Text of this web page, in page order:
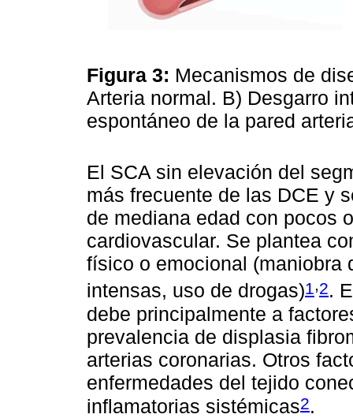
Figura 3: Mecanismos de
Arteria normal. B) Desgarro
espontáneo de la pared
El SCA sin elevación del
más frecuente de las DCE y
de mediana edad con pocos
cardiovascular. Se plantea
físico o emocional (maniobra
intensas, uso de drogas)1 ,2.
debe principalmente a
prevalencia de displasia
arterias coronarias. Otros
enfermedades del tejido
inflamatorias sistémicas2.